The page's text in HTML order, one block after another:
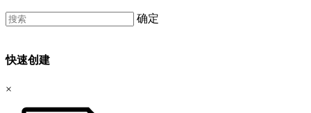
确定
快速创建
×